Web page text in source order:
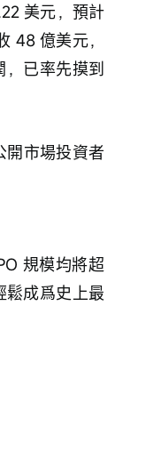
美元，預計
48 億美元，
已率先摸到
開市場投資者
規模均將超
鬆成爲史上最